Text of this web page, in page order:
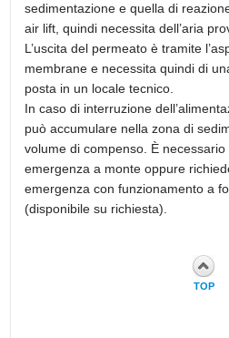
sedimentazione e quella di
air lift, quindi necessita dell’aria
L’uscita del permeato è tramite
membrane e necessita quindi di
posta in un locale tecnico.
In caso di interruzione
può accumulare nella zona di
volume di compenso. È
emergenza a monte oppure
emergenza con funzionamento a
(disponibile su richiesta).
TOP